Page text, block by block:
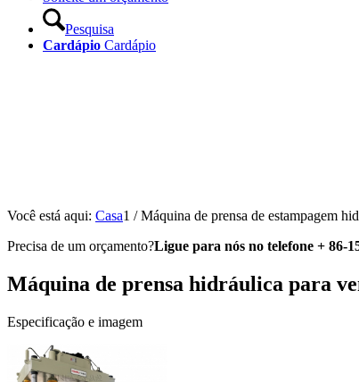
Pesquisa
Cardápio Cardápio
Você está aqui: Casa1 / Máquina de prensa de estampagem
Precisa de um orçamento?Ligue para nós no telefone + 86-
Máquina de prensa hidráulica para
Especificação e imagem